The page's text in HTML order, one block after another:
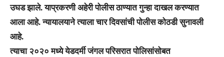
उघड झाले. याप्रकरणी अहेरी पोलीस ठाण्यात गुन्हा दाखल करण्यात
आला आहे. न्यायालयाने त्याला चार दिवसांची पोलीस कोठडी सुनावली
आहे.
त्याचा २०२० मध्ये येडदर्मी जंगल परिसरात पोलिसांसोबत